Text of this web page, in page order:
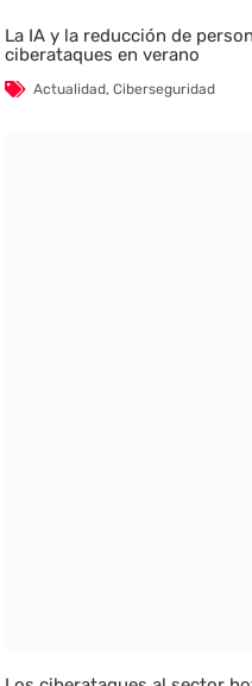
La IA y la reducción de
ciberataques en verano
Actualidad,Ciberseguridad